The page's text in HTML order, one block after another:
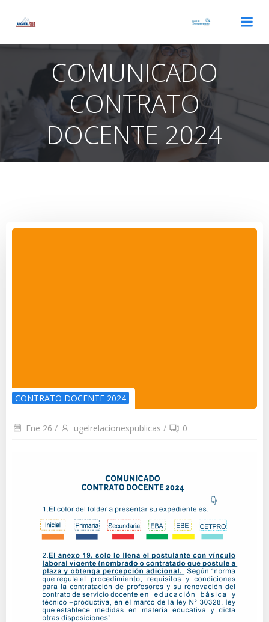
COMUNICADO
CONTRATO
DOCENTE 2024
CONTRATO DOCENTE 2024
Ene 26 / ugelrelacionespublicas / 0